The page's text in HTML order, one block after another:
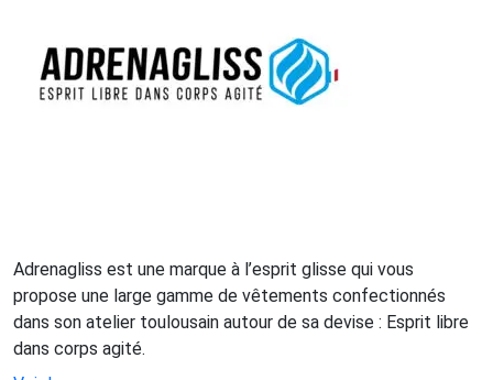
Adrenagliss est une marque à l’esprit glisse qui vous
propose une large gamme de vêtements confectionnés
dans son atelier toulousain autour de sa devise : Esprit libre
dans corps agité.